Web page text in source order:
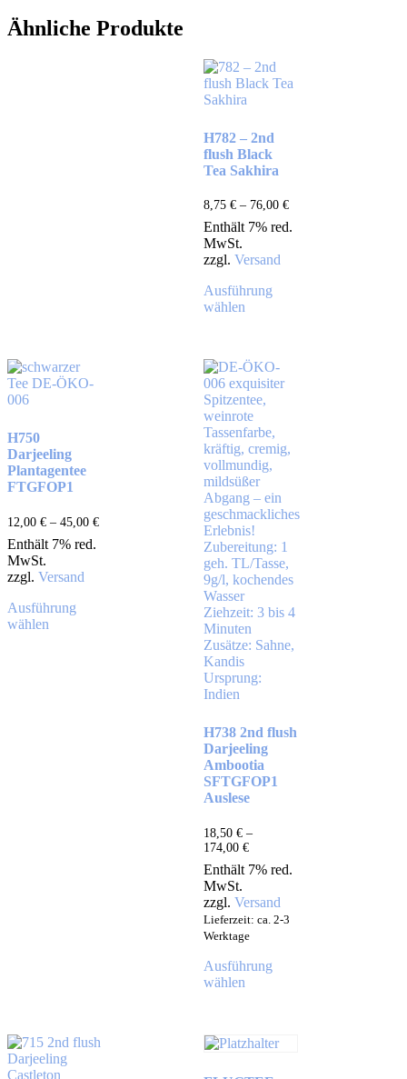
Ähnliche Produkte
H782 – 2nd
flush Black
Tea Sakhira
8,75 € – 76,00 €
Enthält 7% red.
MwSt.
zzgl. Versand
Ausführung
wählen
H750
Darjeeling
Plantagentee
FTGFOP1
12,00 € – 45,00 €
Enthält 7% red.
MwSt.
zzgl. Versand
Ausführung
wählen
H738 2nd flush
Darjeeling
Ambootia
SFTGFOP1
Auslese
18,50 € –
174,00 €
Enthält 7% red.
MwSt.
zzgl. Versand
Lieferzeit: ca. 2-3
Werktage
Ausführung
wählen